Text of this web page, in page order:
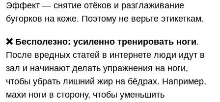
Эффект — снятие отёков и разглаживание
бугорков на коже. Поэтому не верьте этикеткам.
❌ Бесполезно: усиленно тренировать ноги.
После вредных статей в интернете люди идут в
зал и начинают делать упражнения на ноги,
чтобы убрать лишний жир на бёдрах. Например,
махи ноги в сторону, чтобы уменьшить